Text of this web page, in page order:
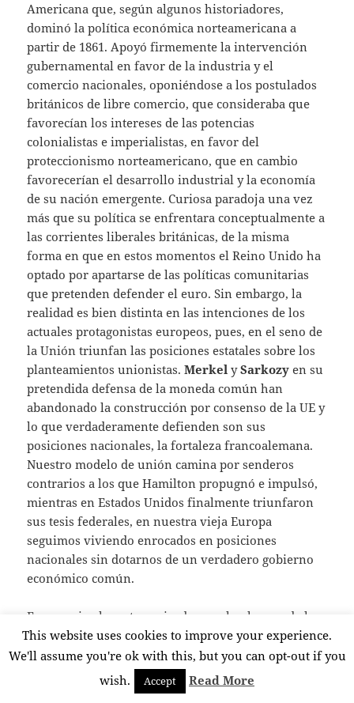
Americana que, según algunos historiadores,
dominó la política económica norteamericana a
partir de 1861. Apoyó firmemente la intervención
gubernamental en favor de la industria y el
comercio nacionales, oponiéndose a los postulados
británicos de libre comercio, que consideraba que
favorecían los intereses de las potencias
colonialistas e imperialistas, en favor del
proteccionismo norteamericano, que en cambio
favorecerían el desarrollo industrial y la economía
de su nación emergente. Curiosa paradoja una vez
más que su política se enfrentara conceptualmente a
las corrientes liberales británicas, de la misma
forma en que en estos momentos el Reino Unido ha
optado por apartarse de las políticas comunitarias
que pretenden defender el euro. Sin embargo, la
realidad es bien distinta en las intenciones de los
actuales protagonistas europeos, pues, en el seno de
la Unión triunfan las posiciones estatales sobre los
planteamientos unionistas.MerkelySarkozy en su
pretendida defensa de la moneda común han
abandonado la construcción por consenso de la UE y
lo que verdaderamente defienden son sus
posiciones nacionales, la fortaleza francoalemana.
Nuestro modelo de unión camina por senderos
contrarios a los que Hamilton propugnó e impulsó,
mientras en Estados Unidos finalmente triunfaron
sus tesis federales, en nuestra vieja Europa
seguimos viviendo enrocados en posiciones
nacionales sin dotarnos de un verdadero gobierno
económico común.
Europa vive hoy aterrorizada por el volumen de la
deuda pública de sus Estados. Si bien es cierto que el
origen de estos desequilibrios presupuestarios se
deben a excesos de gastos públicos, no es menos
cierto que el laberinto en que han situado los
This website uses cookies to improve your experience.
We'll assume you're ok with this, but you can opt-out if you
wish.
Accept Read More